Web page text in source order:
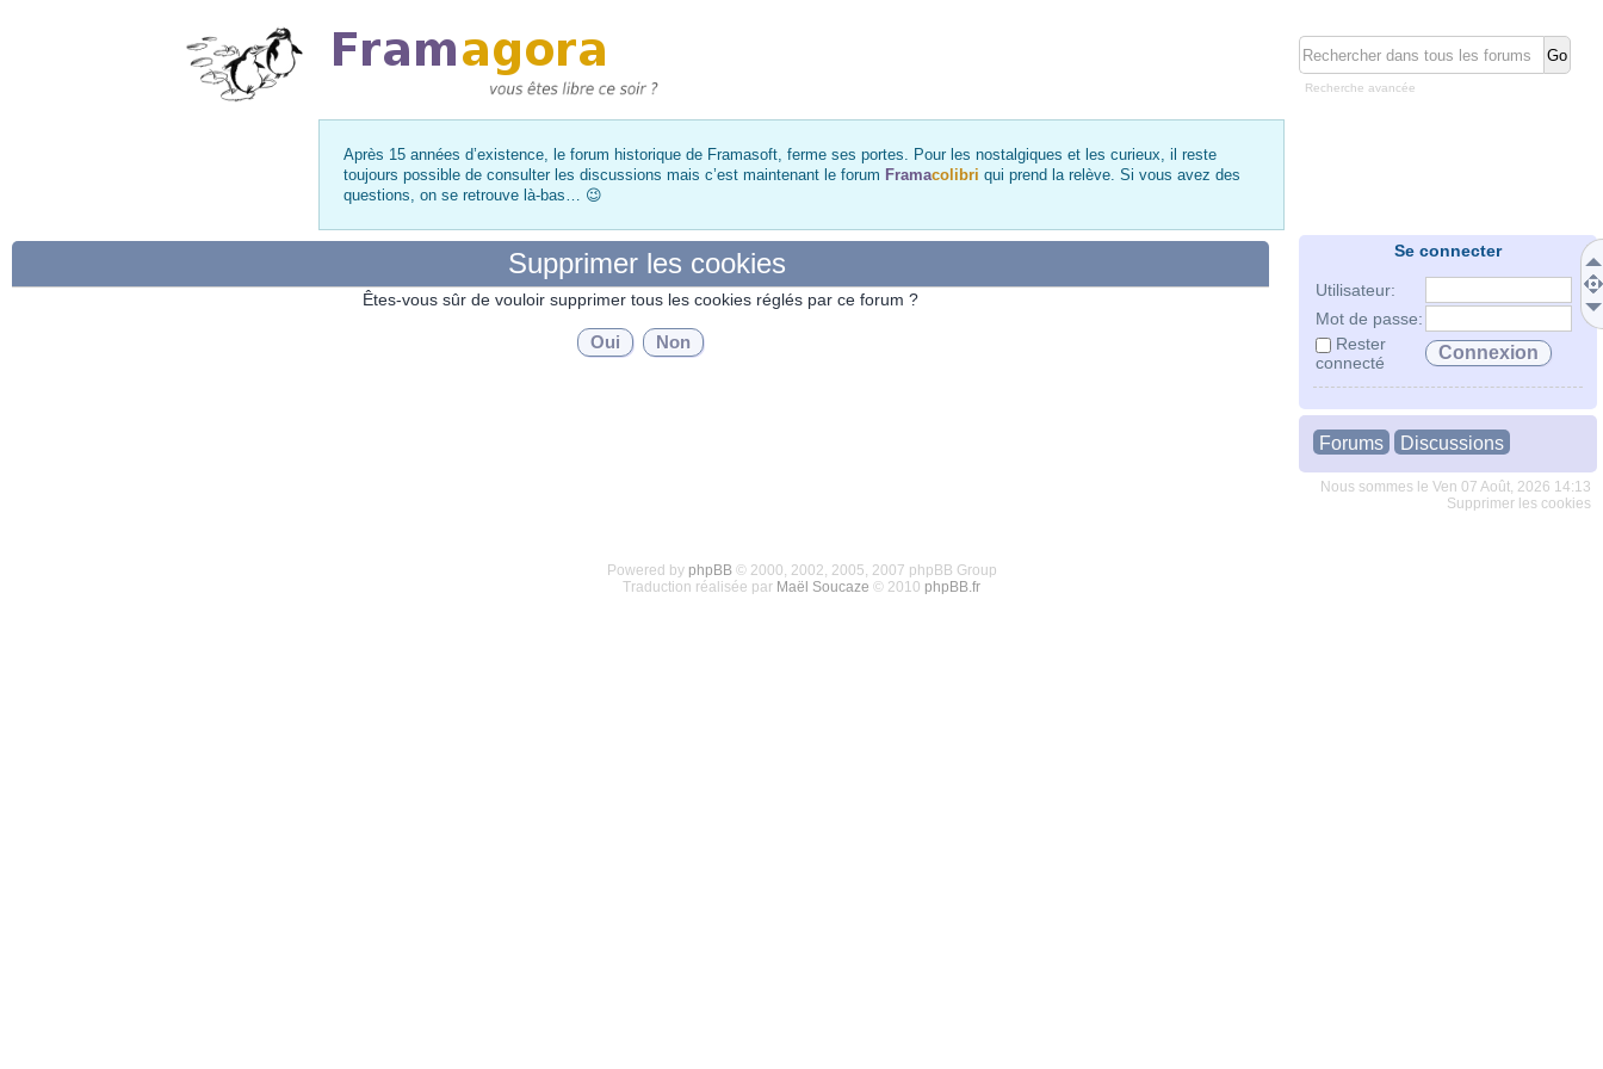
Recherche avancée
Après 15 années d’existence, le forum historique de Framasoft, ferme ses portes. Pour les nostalgiques et les curieux, il reste
toujours possible de consulter les discussions mais c’est maintenant le forum Framacolibri qui prend la relève. Si vous avez des
questions, on se retrouve là-bas… 😉
Se connecter
Utilisateur:
Mot de passe:
Rester
connecté
Forums Discussions
Nous sommes le Ven 07 Août, 2026 14:13
Supprimer les cookies
Supprimer les cookies
Êtes-vous sûr de vouloir supprimer tous les cookies réglés par ce forum ?
Powered by phpBB© 2000, 2002, 2005, 2007 phpBB Group
Traduction réalisée par Maël Soucaze © 2010 phpBB.fr